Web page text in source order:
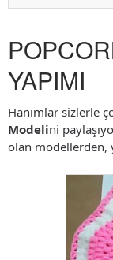
YAPIMI
Hanımlar sizlerle
Modelini
olan modellerden,